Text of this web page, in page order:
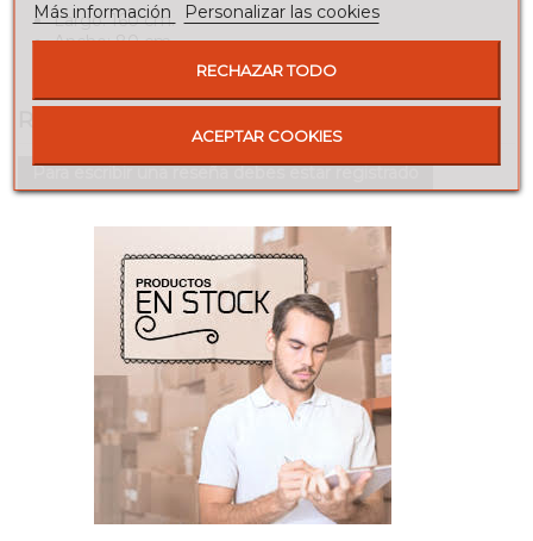
Largo: 160 cm.
Ancho: 80 cm.
Para escribir una reseña debes estar registrado
Más información
Personalizar las cookies
RECHAZAR TODO
ACEPTAR COOKIES